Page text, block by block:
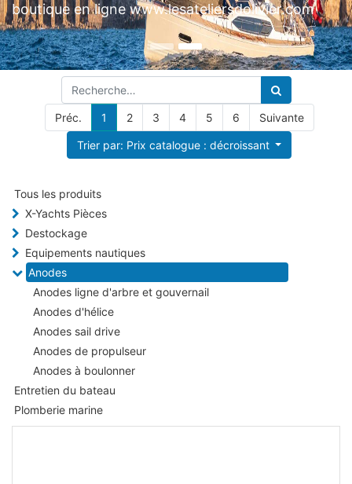
Préc. 1 2 3 4 5 6 Suivante
Trier par: Prix catalogue : décroissant
Tous les produits
X-Yachts Pièces
Destockage
Equipements nautiques
Anodes
Anodes ligne d'arbre et gouvernail
Anodes d'hélice
Anodes sail drive
Anodes de propulseur
Anodes à boulonner
Entretien du bateau
Plomberie marine